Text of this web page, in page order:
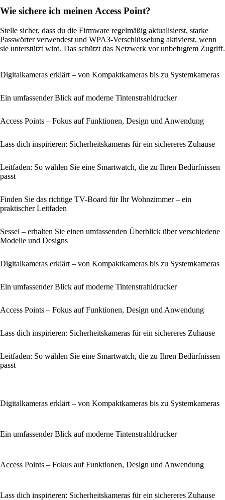
Wie sichere ich meinen Access Point?
Stelle sicher, dass du die Firmware regelmäßig aktualisierst, starke
Passwörter verwendest und WPA3-Verschlüsselung aktivierst, wenn
sie unterstützt wird. Das schützt das Netzwerk vor unbefugtem Zugriff.
Digitalkameras erklärt – von Kompaktkameras bis zu Systemkameras
Ein umfassender Blick auf moderne Tintenstrahldrucker
Access Points – Fokus auf Funktionen, Design und Anwendung
Lass dich inspirieren: Sicherheitskameras für ein sichereres Zuhause
Leitfaden: So wählen Sie eine Smartwatch, die zu Ihren Bedürfnissen
passt
Finden Sie das richtige TV-Board für Ihr Wohnzimmer – ein
praktischer Leitfaden
Sessel – erhalten Sie einen umfassenden Überblick über verschiedene
Modelle und Designs
Digitalkameras erklärt – von Kompaktkameras bis zu Systemkameras
Ein umfassender Blick auf moderne Tintenstrahldrucker
Access Points – Fokus auf Funktionen, Design und Anwendung
Lass dich inspirieren: Sicherheitskameras für ein sichereres Zuhause
Leitfaden: So wählen Sie eine Smartwatch, die zu Ihren Bedürfnissen
passt
Digitalkameras erklärt – von Kompaktkameras bis zu Systemkameras
Ein umfassender Blick auf moderne Tintenstrahldrucker
Access Points – Fokus auf Funktionen, Design und Anwendung
Lass dich inspirieren: Sicherheitskameras für ein sichereres Zuhause